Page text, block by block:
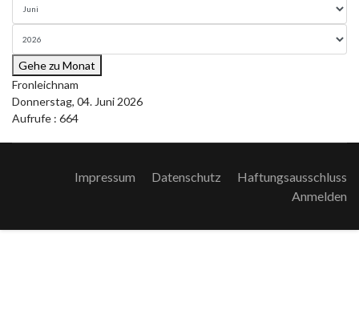
Gehe zu Monat
Fronleichnam
Donnerstag, 04. Juni 2026
Aufrufe : 664
Impressum Datenschutz
Haftungsausschluss
Anmelden